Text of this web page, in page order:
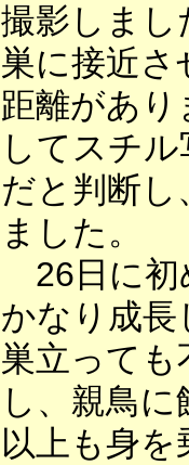
撮影しまし
巣に接近さ
距離があ
してスチ
だと判断し
ました。
26日に初
かなり成長
巣立っても
し、親鳥
以上も身